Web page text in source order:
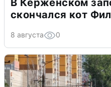
скончался кот
8 августа 0